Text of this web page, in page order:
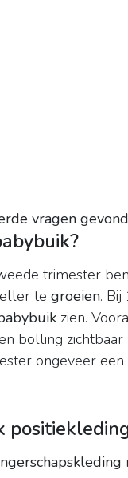
vragen
trimester
te groeien.
zien.
bolling zichtbaar
ongeveer